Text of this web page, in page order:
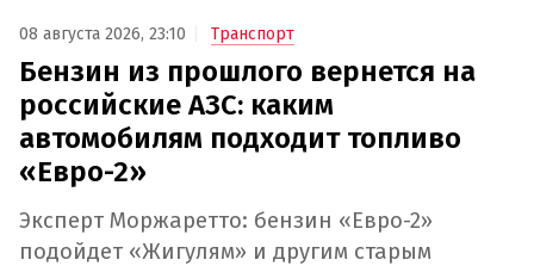
08 августа 2026, 23:10 Транспорт
Бензин из прошлого вернется на
российские АЗС: каким
автомобилям подходит топливо
«Евро-2»
Эксперт Моржаретто: бензин «Евро-2»
подойдет «Жигулям» и другим старым